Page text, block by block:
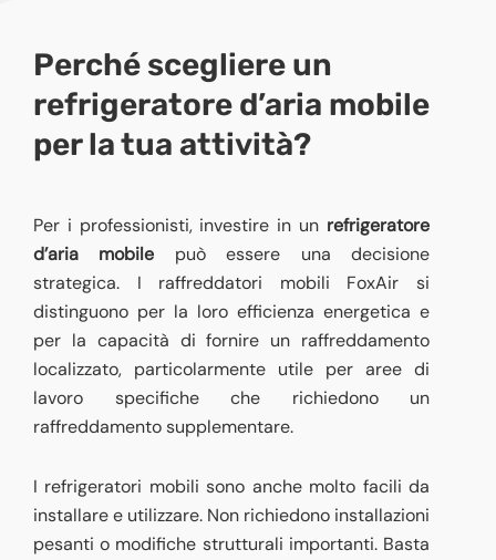
Perché scegliere un
refrigeratore d’aria mobile
per la tua attività?
Per i professionisti, investire in un refrigeratore
d’aria mobile può essere una decisione
strategica. I raffreddatori mobili FoxAir si
distinguono per la loro efficienza energetica e
per la capacità di fornire un raffreddamento
localizzato, particolarmente utile per aree di
lavoro specifiche che richiedono un
raffreddamento supplementare.
I refrigeratori mobili sono anche molto facili da
installare e utilizzare. Non richiedono installazioni
pesanti o modifiche strutturali importanti. Basta